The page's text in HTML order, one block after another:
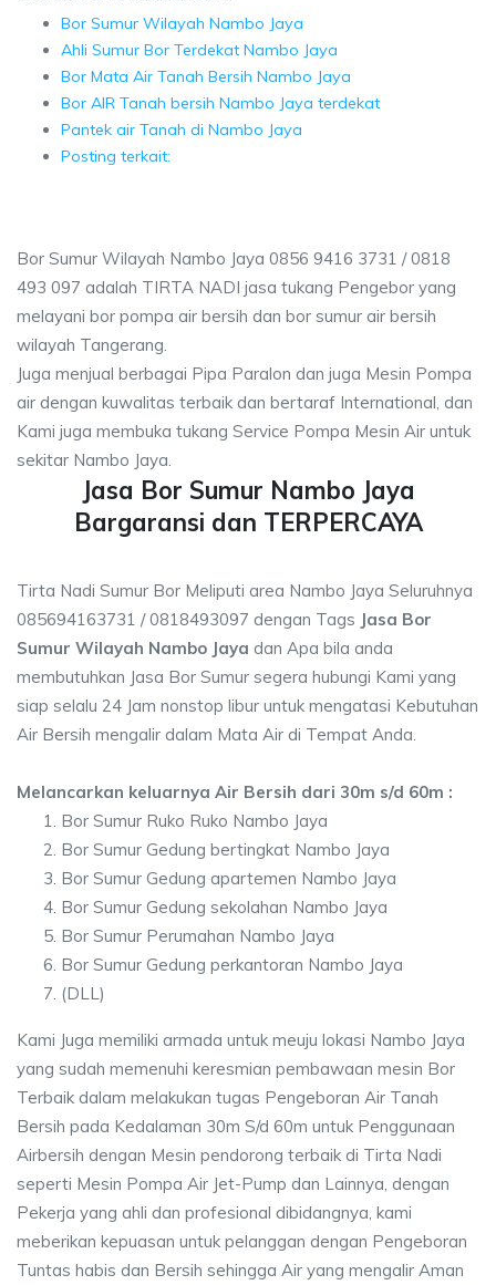
Bor Sumur Wilayah Nambo Jaya
Ahli Sumur Bor Terdekat Nambo Jaya
Bor Mata Air Tanah Bersih Nambo Jaya
Bor AIR Tanah bersih Nambo Jaya terdekat
Pantek air Tanah di Nambo Jaya
Posting terkait:
Bor Sumur Wilayah Nambo Jaya 0856 9416 3731 / 0818
493 097 adalah TIRTA NADI jasa tukang Pengebor yang
melayani bor pompa air bersih dan bor sumur air bersih
wilayah Tangerang.
Juga menjual berbagai Pipa Paralon dan juga Mesin Pompa
air dengan kuwalitas terbaik dan bertaraf International, dan
Kami juga membuka tukang Service Pompa Mesin Air untuk
sekitar Nambo Jaya.
Jasa Bor Sumur Nambo Jaya
Bargaransi dan TERPERCAYA
Tirta Nadi Sumur Bor Meliputi area Nambo Jaya Seluruhnya
085694163731 / 0818493097 dengan Tags Jasa Bor
Sumur Wilayah Nambo Jaya dan Apa bila anda
membutuhkan Jasa Bor Sumur segera hubungi Kami yang
siap selalu 24 Jam nonstop libur untuk mengatasi Kebutuhan
Air Bersih mengalir dalam Mata Air di Tempat Anda.
Melancarkan keluarnya Air Bersih dari 30m s/d 60m :
Bor Sumur Ruko Ruko Nambo Jaya
Bor Sumur Gedung bertingkat Nambo Jaya
Bor Sumur Gedung apartemen Nambo Jaya
Bor Sumur Gedung sekolahan Nambo Jaya
Bor Sumur Perumahan Nambo Jaya
Bor Sumur Gedung perkantoran Nambo Jaya
(DLL)
Kami Juga memiliki armada untuk meuju lokasi Nambo Jaya
yang sudah memenuhi keresmian pembawaan mesin Bor
Terbaik dalam melakukan tugas Pengeboran Air Tanah
Bersih pada Kedalaman 30m S/d 60m untuk Penggunaan
Airbersih dengan Mesin pendorong terbaik di Tirta Nadi
seperti Mesin Pompa Air Jet-Pump dan Lainnya, dengan
Pekerja yang ahli dan profesional dibidangnya, kami
meberikan kepuasan untuk pelanggan dengan Pengeboran
Tuntas habis dan Bersih sehingga Air yang mengalir Aman